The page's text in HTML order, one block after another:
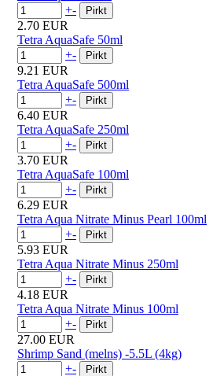
+-
2.70 EUR
Tetra AquaSafe 50ml
+-
9.21 EUR
Tetra AquaSafe 500ml
+-
6.40 EUR
Tetra AquaSafe 250ml
+-
3.70 EUR
Tetra AquaSafe 100ml
+-
6.29 EUR
Tetra Aqua Nitrate Minus Pearl 100ml
+-
5.93 EUR
Tetra Aqua Nitrate Minus 250ml
+-
4.18 EUR
Tetra Aqua Nitrate Minus 100ml
+-
27.00 EUR
Shrimp Sand (melns) -5.5L (4kg)
+-